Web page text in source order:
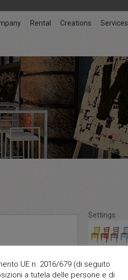
Rental Creations Services
Settings:
UE n. 2016/679 (di seguito
a tutela delle persone e di